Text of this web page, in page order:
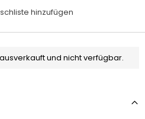
hinzufügen
und nicht verfügbar.